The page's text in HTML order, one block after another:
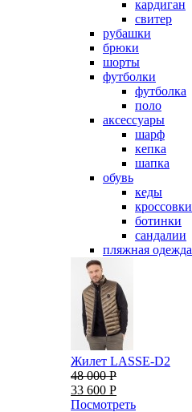
кардиган
свитер
рубашки
брюки
шорты
футболки
футболка
поло
аксессуары
шарф
кепка
шапка
обувь
кеды
кроссовки
ботинки
сандалии
пляжная одежда
Жилет LASSE-D2
48 000 Р
33 600 Р
Посмотреть